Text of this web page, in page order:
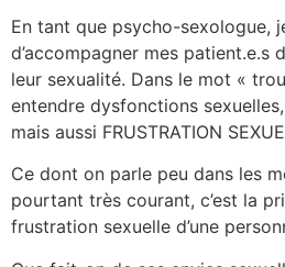
En tant que psycho-sexologue,
d’accompagner mes patient.e.s
leur sexualité. Dans le mot «
entendre dysfonctions
mais aussi FRUSTRATION
Ce dont on parle peu dans les
pourtant très courant, c’est la
frustration sexuelle d’une